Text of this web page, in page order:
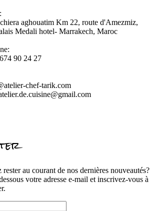
aghouatim Km 22, route d'Amezmiz,
Medali hotel- Marrakech, Maroc
90 24 27
chef-tarik.com
rester au courant de nos dernières nouveautés?
votre adresse e-mail et inscrivez-vous à